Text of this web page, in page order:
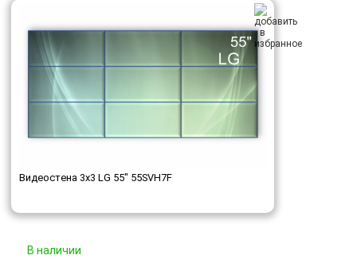
Видеостена 3x3 LG 55" 55SVH7F
В наличии